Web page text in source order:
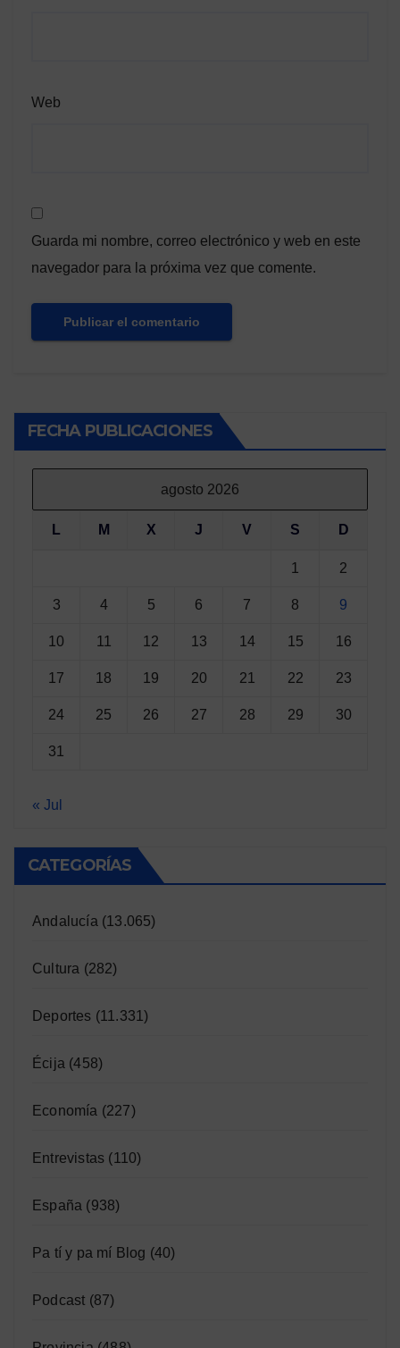
Web
Guarda mi nombre, correo electrónico y web en este
navegador para la próxima vez que comente.
FECHA PUBLICACIONES
agosto 2026
L M X J V S D
1 2
3 4 5 6 7 8 9
10 11 12 13 14 15 16
17 18 19 20 21 22 23
24 25 26 27 28 29 30
31
« Jul
CATEGORÍAS
Andalucía (13.065)
Cultura (282)
Deportes (11.331)
Écija (458)
Economía (227)
Entrevistas (110)
España (938)
Pa tí y pa mí Blog (40)
Podcast (87)